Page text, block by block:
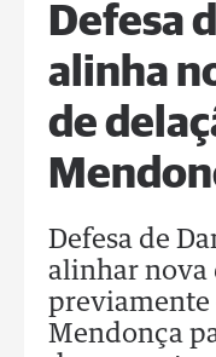
Defesa
alinha
de
Defesa de
alinhar nova
previamente
Mendonça